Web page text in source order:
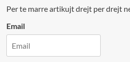
Per te marre artikujt drejt per drejt
Email